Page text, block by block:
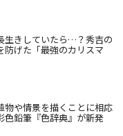
生きしていたら…？秀吉の
防げた「最強のカリスマ
物や情景を描くことに相応
色鉛筆『色辞典』が新発